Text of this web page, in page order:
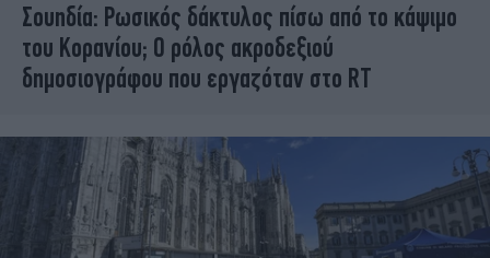
Σουηδία: Ρωσικός δάκτυλος πίσω από το κάψιμο
του Κορανίου; Ο ρόλος ακροδεξιού
δημοσιογράφου που εργαζόταν στο RT